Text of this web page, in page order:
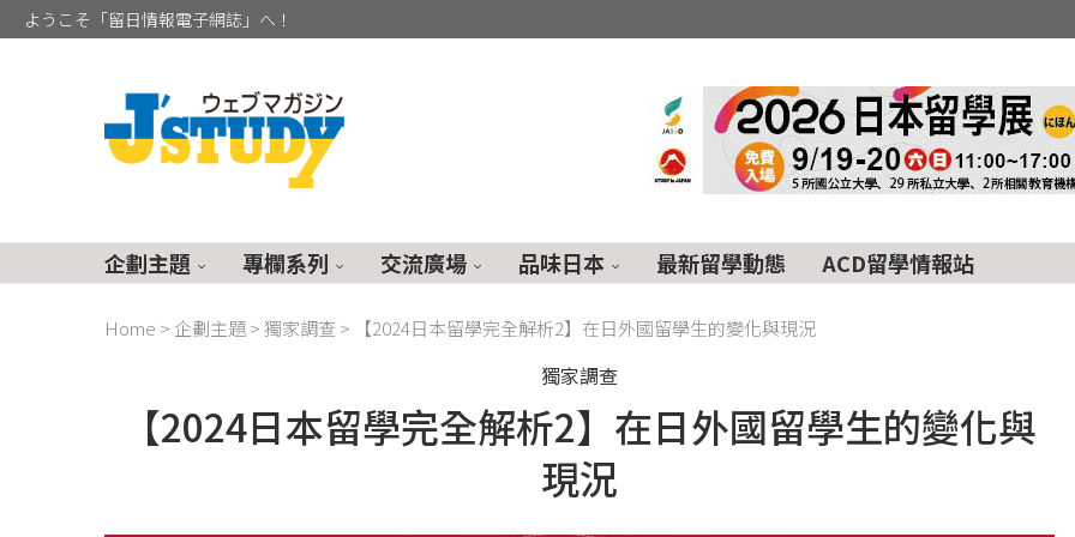
ようこそ「留日情報電子網誌」へ！
企劃主題 專欄系列 交流廣場 品味日本 最新留學動態 ACD留學情報站
Home > 企劃主題>獨家調查 > 【2024日本留學完全解析2】在日外國留學生的變化與現況
獨家調查
【2024日本留學完全解析2】在日外國留學生的變化與
現況